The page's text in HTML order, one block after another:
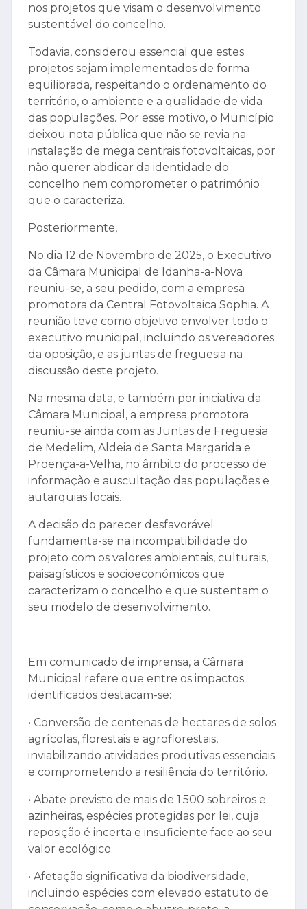
nos projetos que visam o desenvolvimento
sustentável do concelho.
Todavia, considerou essencial que estes
projetos sejam implementados de forma
equilibrada, respeitando o ordenamento do
território, o ambiente e a qualidade de vida
das populações. Por esse motivo, o Município
deixou nota pública que não se revia na
instalação de mega centrais fotovoltaicas, por
não querer abdicar da identidade do
concelho nem comprometer o património
que o caracteriza.
Posteriormente,
No dia 12 de Novembro de 2025, o Executivo
da Câmara Municipal de Idanha-a-Nova
reuniu-se, a seu pedido, com a empresa
promotora da Central Fotovoltaica Sophia. A
reunião teve como objetivo envolver todo o
executivo municipal, incluindo os vereadores
da oposição, e as juntas de freguesia na
discussão deste projeto.
Na mesma data, e também por iniciativa da
Câmara Municipal, a empresa promotora
reuniu-se ainda com as Juntas de Freguesia
de Medelim, Aldeia de Santa Margarida e
Proença-a-Velha, no âmbito do processo de
informação e auscultação das populações e
autarquias locais.
A decisão do parecer desfavorável
fundamenta-se na incompatibilidade do
projeto com os valores ambientais, culturais,
paisagísticos e socioeconómicos que
caracterizam o concelho e que sustentam o
seu modelo de desenvolvimento.
Em comunicado de imprensa, a Câmara
Municipal refere que entre os impactos
identificados destacam-se:
• Conversão de centenas de hectares de solos
agrícolas, florestais e agroflorestais,
inviabilizando atividades produtivas essenciais
e comprometendo a resiliência do território.
• Abate previsto de mais de 1.500 sobreiros e
azinheiras, espécies protegidas por lei, cuja
reposição é incerta e insuficiente face ao seu
valor ecológico.
• Afetação significativa da biodiversidade,
incluindo espécies com elevado estatuto de